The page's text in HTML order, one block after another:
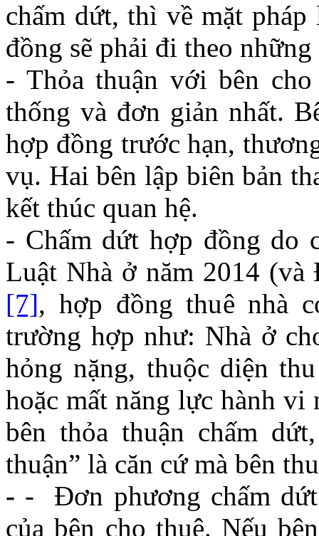
chấm dứt, thì về mặt
đồng sẽ phải đi theo
- Thỏa thuận với bên
thống và đơn giản nhất.
hợp đồng trước hạn,
vụ. Hai bên lập biên bản
kết thúc quan hệ.
- Chấm dứt hợp đồng do
Luật Nhà ở năm 2014
[7], hợp đồng thuê nhà
trường hợp như: Nhà ở
hỏng nặng, thuộc diện
hoặc mất năng lực hành
bên thỏa thuận chấm
thuận” là căn cứ mà bên
- - Đơn phương chấm
của bên cho thuê. Nếu